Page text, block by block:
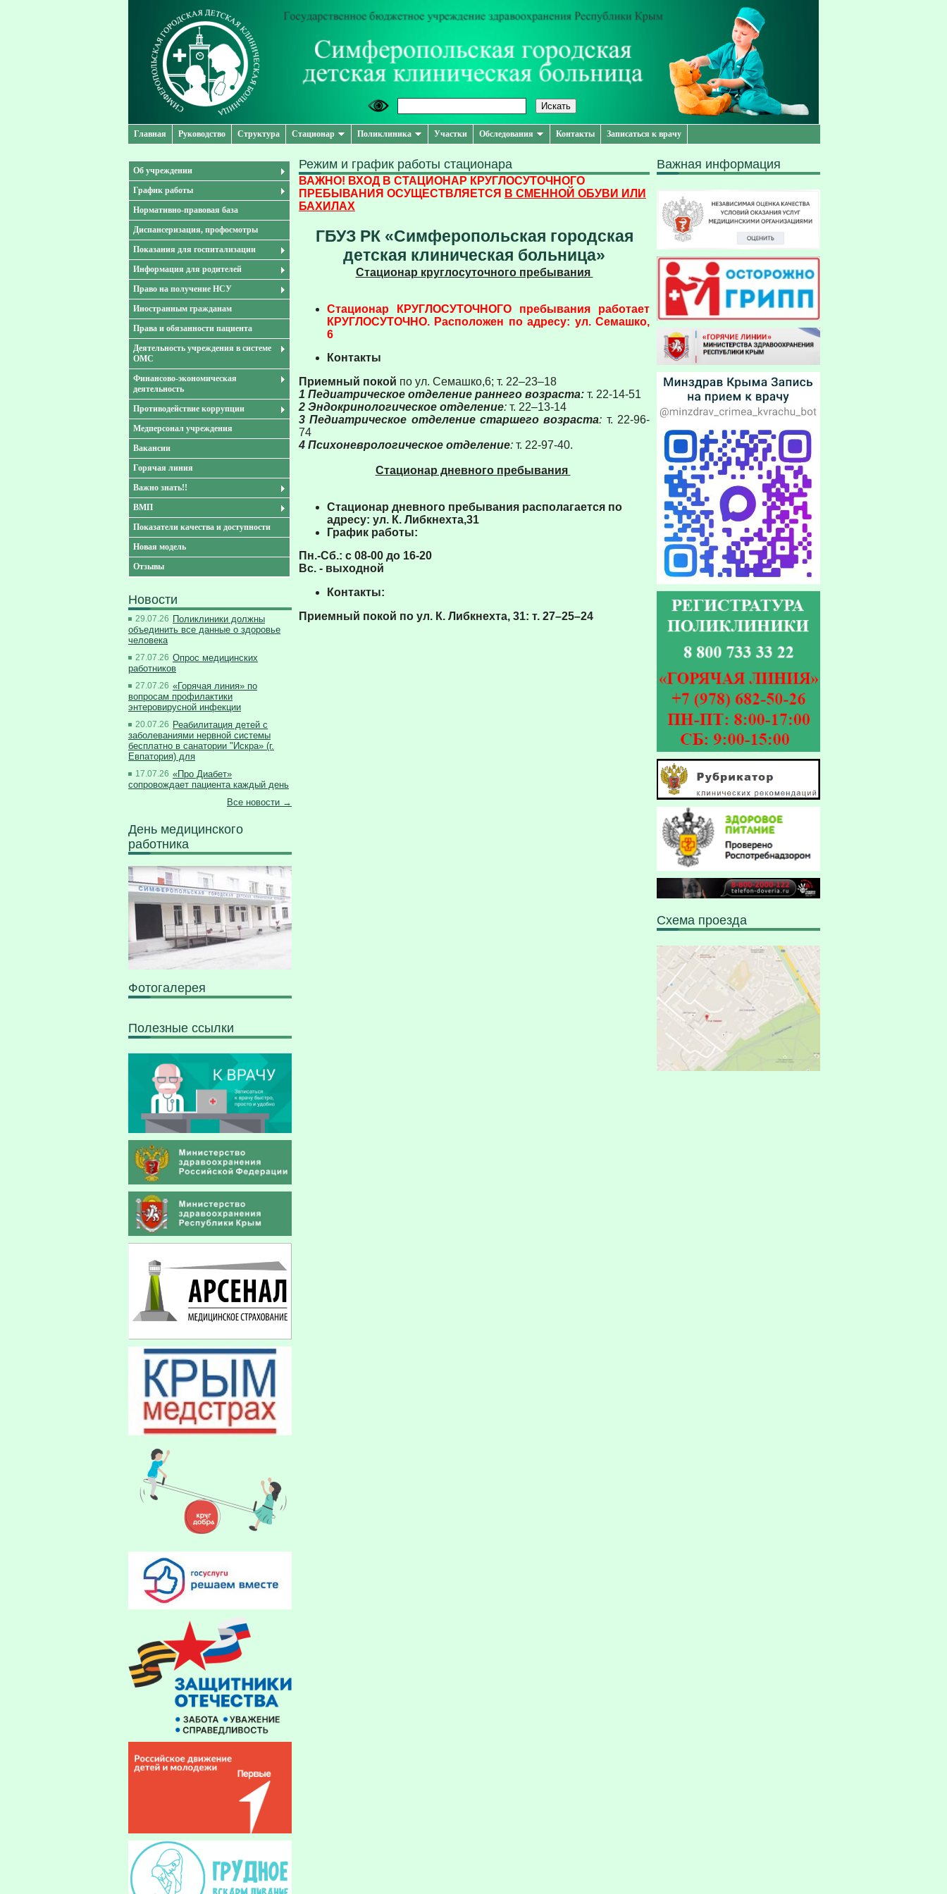
Главная Руководство Структура Стационар Поликлиника Участки Обследования Контакты Записаться к врачу
Об учреждении
График работы
Нормативно-правовая база
Диспансеризация, профосмотры
Показания для госпитализации
Информация для родителей
Право на получение НСУ
Иностранным гражданам
Права и обязанности пациента
Деятельность учреждения в системе
ОМС
Финансово-экономическая
деятельность
Противодействие коррупции
Медперсонал учреждения
Вакансии
Горячая линия
Важно знать!!
ВМП
Показатели качества и доступности
Новая модель
Отзывы
Новости
29.07.26 Поликлиники должны
объединить все данные о здоровье
человека
27.07.26 Опрос медицинских
работников
27.07.26 «Горячая линия» по
вопросам профилактики
энтеровирусной инфекции
20.07.26 Реабилитация детей с
заболеваниями нервной системы
бесплатно в санатории "Искра» (г.
Евпатория) для
17.07.26 «Про Диабет»
сопровождает пациента каждый день
Все новости →
День медицинского
работника
Фотогалерея
Полезные ссылки
Режим и график работы стационара
ВАЖНО! ВХОД В СТАЦИОНАР КРУГЛОСУТОЧНОГО
ПРЕБЫВАНИЯ ОСУЩЕСТВЛЯЕТСЯ В СМЕННОЙ ОБУВИ ИЛИ
БАХИЛАХ
ГБУЗ РК «Симферопольская городская
детская клиническая больница»
Стационар круглосуточного пребывания
Стационар КРУГЛОСУТОЧНОГО пребывания работает
КРУГЛОСУТОЧНО. Расположен по адресу: ул. Семашко,
6
Контакты
Приемный покой по ул. Семашко,6; т. 22–23–18
1 Педиатрическое отделение раннего возраста: т. 22-14-51
2 Эндокринологическое отделение: т. 22–13-14
3 Педиатрическое отделение старшего возраста: т. 22-96-
74
4 Психоневрологическое отделение: т. 22-97-40.
Стационар дневного пребывания
Стационар дневного пребывания располагается по
адресу: ул. К. Либкнехта,31
График работы:
Пн.-Сб.: с 08-00 до 16-20
Вс. - выходной
Контакты:
Приемный покой по ул. К. Либкнехта, 31: т. 27–25–24
Важная информация
Схема проезда